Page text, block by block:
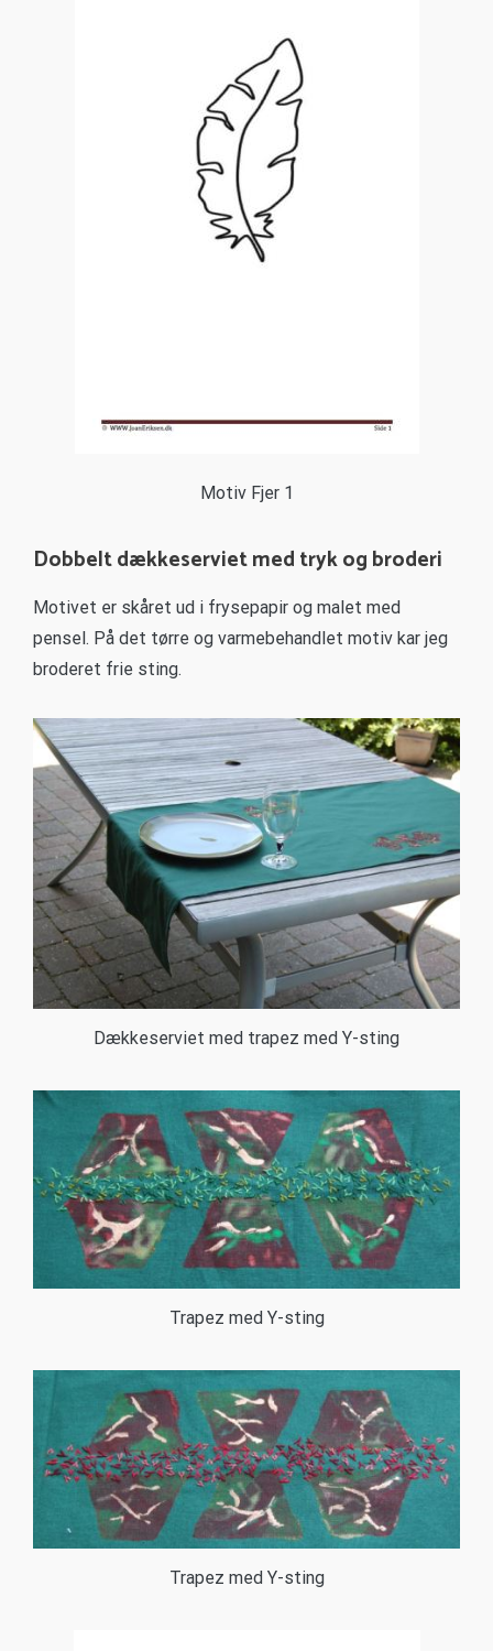
Motiv Fjer 1
Dobbelt dækkeserviet med tryk og broderi
Motivet er skåret ud i frysepapir og malet med
pensel. På det tørre og varmebehandlet motiv kar jeg
broderet frie sting.
Dækkeserviet med trapez med Y-sting
Trapez med Y-sting
Trapez med Y-sting